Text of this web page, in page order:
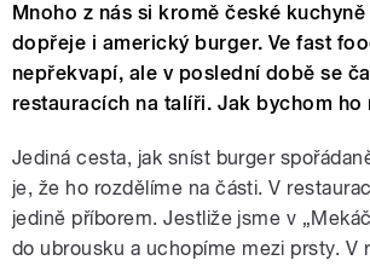
Mnoho z nás si kromě české kuchyně
dopřeje i americký burger. Ve fast
nepřekvapí, ale v poslední době se
restauracích na talíři. Jak bychom ho
Jediná cesta, jak sníst burger
je, že ho rozdělíme na části. V
jedině příborem. Jestliže jsme v
do ubrousku a uchopíme mezi prsty. V